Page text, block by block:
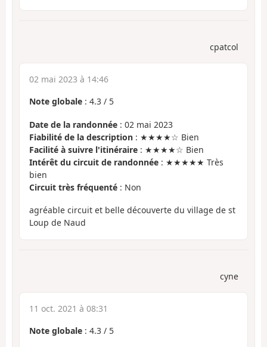
cpatcol
02 mai 2023 à 14:46
Note globale : 4.3 / 5
Date de la randonnée : 02 mai 2023
Fiabilité de la description : ★★★★☆ Bien
Facilité à suivre l'itinéraire : ★★★★☆ Bien
Intérêt du circuit de randonnée : ★★★★★ Très
bien
Circuit très fréquenté : Non
agréable circuit et belle découverte du village de st
Loup de Naud
cyne
11 oct. 2021 à 08:31
Note globale : 4.3 / 5